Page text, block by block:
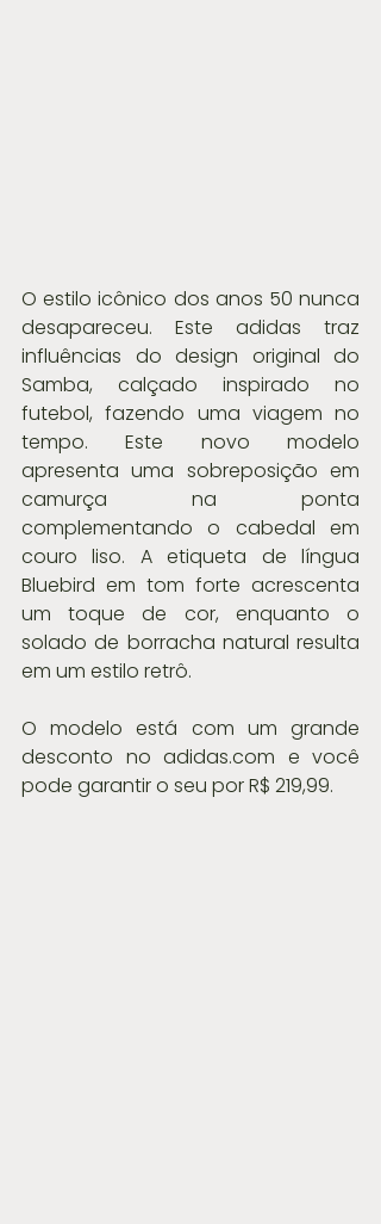
O estilo icônico dos anos 50 nunca
desapareceu. Este adidas traz
influências do design original do
Samba, calçado inspirado no
futebol, fazendo uma viagem no
tempo. Este novo modelo
apresenta uma sobreposição em
camurça na ponta
complementando o cabedal em
couro liso. A etiqueta de língua
Bluebird em tom forte acrescenta
um toque de cor, enquanto o
solado de borracha natural resulta
em um estilo retrô.
O modelo está com um grande
desconto no adidas.com e você
pode garantir o seu por R$ 219,99.